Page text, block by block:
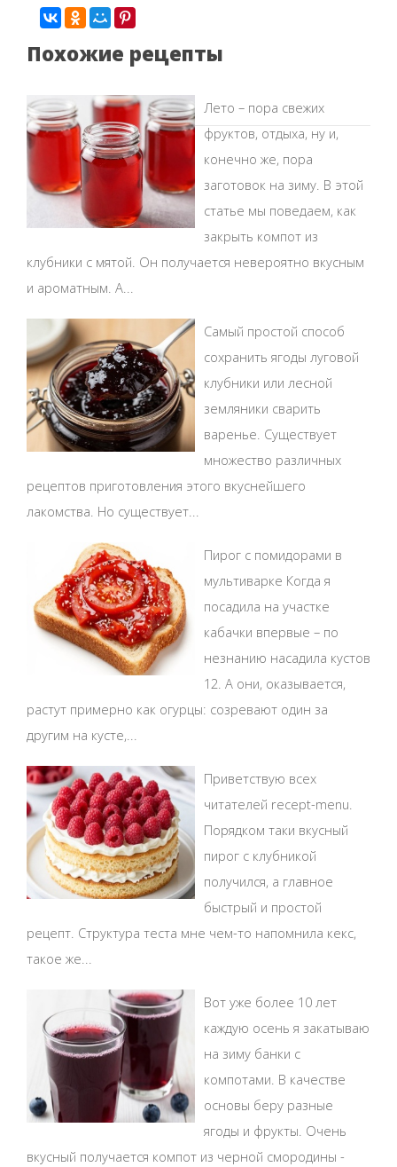
Похожие рецепты
Лето – пора свежих
фруктов, отдыха, ну и,
конечно же, пора
заготовок на зиму. В этой
статье мы поведаем, как
закрыть компот из
клубники с мятой. Он получается невероятно вкусным
и ароматным. А...
Самый простой способ
сохранить ягоды луговой
клубники или лесной
земляники сварить
варенье. Существует
множество различных
рецептов приготовления этого вкуснейшего
лакомства. Но существует...
Пирог с помидорами в
мультиварке Когда я
посадила на участке
кабачки впервые – по
незнанию насадила кустов
12. А они, оказывается,
растут примерно как огурцы: созревают один за
другим на кусте,...
Приветствую всех
читателей recept-menu.
Порядком таки вкусный
пирог с клубникой
получился, а главное
быстрый и простой
рецепт. Структура теста мне чем-то напомнила кекс,
такое же...
Вот уже более 10 лет
каждую осень я закатываю
на зиму банки с
компотами. В качестве
основы беру разные
ягоды и фрукты. Очень
вкусный получается компот из черной смородины -